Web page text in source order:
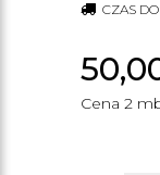
CZAS
Cena 2